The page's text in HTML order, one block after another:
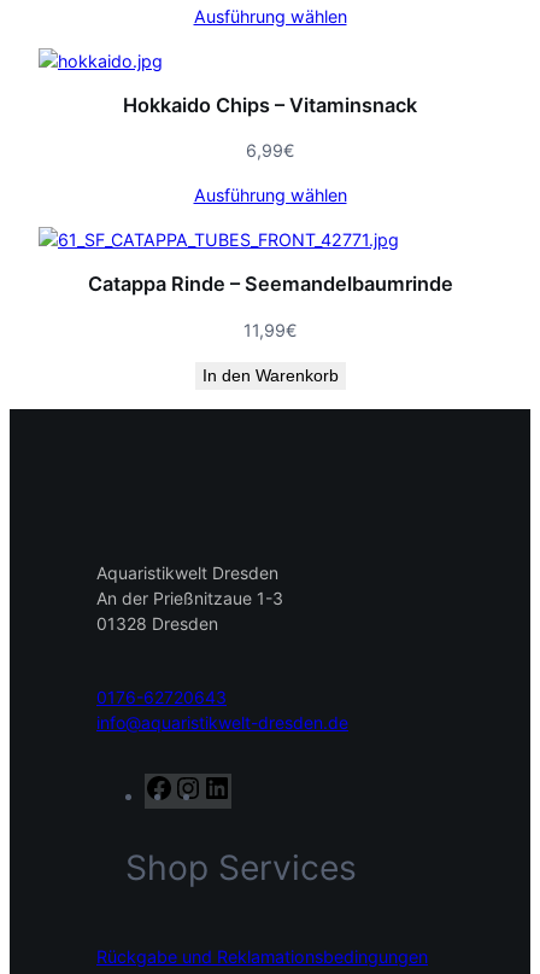
Ausführung wählen
Hokkaido Chips – Vitaminsnack
6,99€
Ausführung wählen
Catappa Rinde – Seemandelbaumrinde
11,99€
In den Warenkorb
Aquaristikwelt Dresden
An der Prießnitzaue 1-3
01328 Dresden
0176-62720643
info@aquaristikwelt-dresden.de
F
a
e
b
k
n
t
a
a
i
k
e
n
Shop Services
Rückgabe und Reklamationsbedingungen